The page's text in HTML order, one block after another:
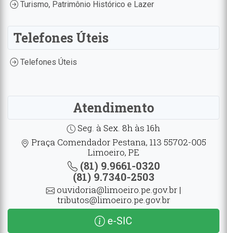
Turismo, Patrimônio Histórico e Lazer
Telefones Úteis
Telefones Úteis
Atendimento
Seg. à Sex. 8h às 16h
Praça Comendador Pestana, 113 55702-005
Limoeiro, PE
(81) 9.9661-0320
(81) 9.7340-2503
ouvidoria@limoeiro.pe.gov.br |
tributos@limoeiro.pe.gov.br
e-SIC